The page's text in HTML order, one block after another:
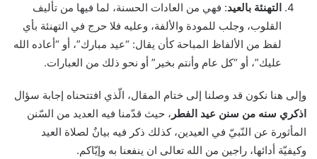
التهنئة بالعيد: فهي من العادات الحسنة، لما فيها من تأليف
القلوب، وجلب للمودة والألفة، وعليه فلا حرج في التهنئة بأي
لفظ من الألفاظ المباحة كأن يقال: “عيد مبارك”، أو “أعاده الله
عليك”، أو “كل عام وأنتم بخير” أو نحو ذلك من العبارات.
وإلى هنا نكون قد وصلنا إلى ختام المقال، الّذي افتتحناه إجابة سؤال
اذكري سنه من سنن عيد الفطر ، حيث قدّمنا فيه العديد من السّنن
المأثورة عن النّبيّ في العيدين، كذلك ذكر فيه بيانٌ لصلاة العيد
وكيفيّة أدائها، راجين من الله تعالى ان ينفعنا به وإيّاكم.